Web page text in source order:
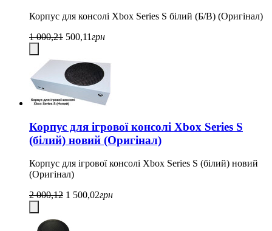
Корпус для консолі Xbox Series S білий (Б/В) (Оригінал)
1 000,21 500,11грн
Корпус для ігрової консолі Xbox Series S
(білий) новий (Оригінал)
Корпус для ігрової консолі Xbox Series S (білий) новий
(Оригінал)
2 000,12 1 500,02грн